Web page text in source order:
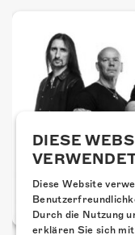
DIESE
Diese Website
Durch die Nutzung
erklären Sie sich